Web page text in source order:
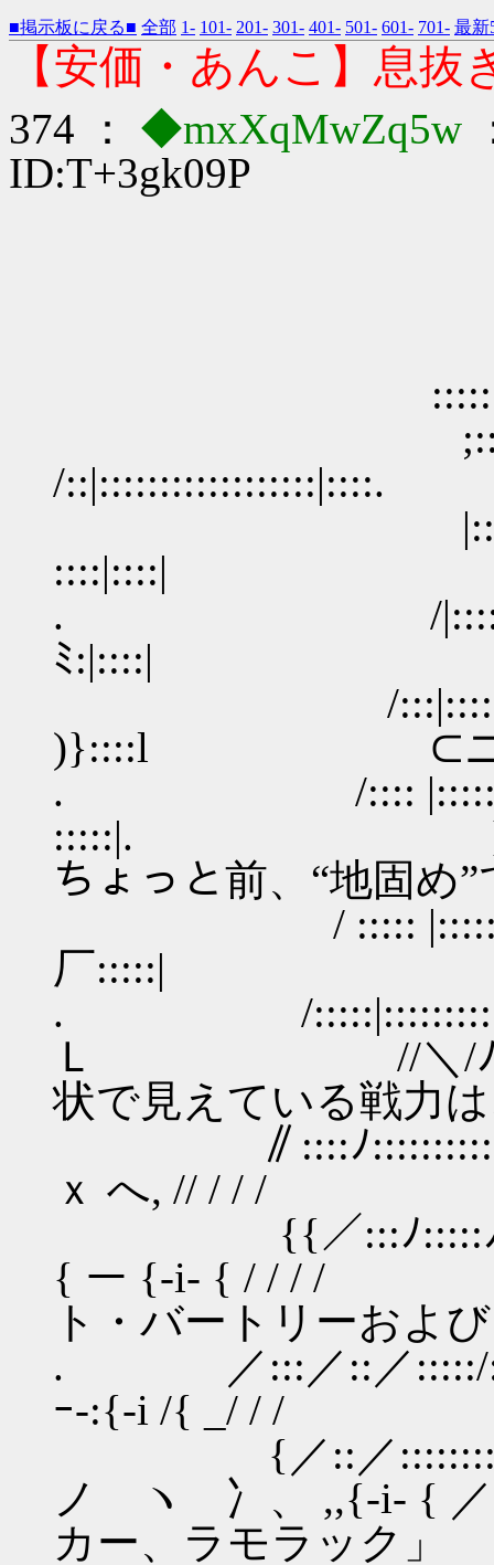
■掲示板に戻る■ 全部 1- 101- 201- 301- 401- 501- 601- 701- 最新
【安価・あんこ】息抜
374 ： ◆mxXqMwZq5w
ID:T+3gk09P
:::::::::::::::{-
/
::::|::::| /
. /
ﾐ:|::::| {
/
)}::::l ⊂ニヽ
. /::::
:::::|. } ﾉ
ちょっと前、“地固め
/ :::::
厂:::::|
. /
Ｌ //＼/ﾉ}
状で見えている戦力
∥::::ﾉ:::::::::::::|:::
ｘ へ, // / / /
{{／:::ﾉ:::::
{ ー {-i- { / / / /
ト・バートリーおよび
. ／:::／::／
ｰ-:{-i /{ _/ / /
{／::／
ノ ヽ 冫、
カー、ラモラック」